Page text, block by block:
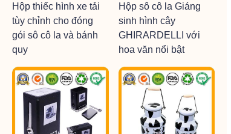
Hộp thiếc hình xe tải
tùy chỉnh cho đóng
gói sô cô la và bánh
quy
Hộp sô cô la Giáng
sinh hình cây
GHIRARDELLI với
hoa văn nổi bật